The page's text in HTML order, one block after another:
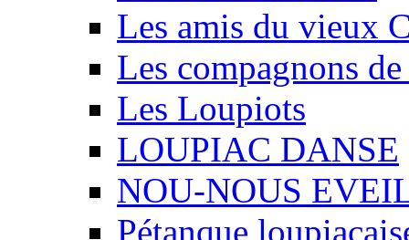
Les amis du vieux
Les compagnons
Les Loupiots
LOUPIAC DANSE
NOU-NOUS
Pétanque